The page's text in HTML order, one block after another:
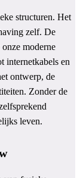
structuren. Het
zelf. De
moderne
internetkabels en
ontwerp, de
Zonder de
leven.